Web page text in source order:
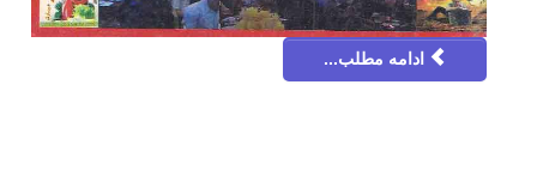
ادامه مطلب...